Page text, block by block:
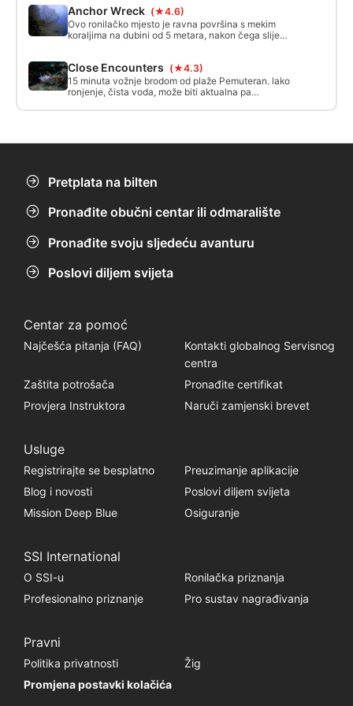
riblja skloništa.
Anchor Wreck (★4.6)
Ovo ronilačko mjesto je ravna površina s mekim
koraljima na dubini od 5 metara, nakon čega slijedi
Close Encounters (★4.3)
15 minuta vožnje brodom od plaže Pemuteran. lako
ronjenje, čista voda, može biti aktualna pa
dubina 3m, nije pogodno za ronjenje s maskom i
Pretplata na bilten
Pronađite obučni centar ili odmaralište
Pronađite svoju sljedeću avanturu
Poslovi diljem svijeta
Centar za pomoć
Najčešća pitanja (FAQ)
Kontakti globalnog Servisnog
centra
Zaštita potrošača
Pronađite certifikat
Provjera Instruktora
Naruči zamjenski brevet
Usluge
Registrirajte se besplatno
Preuzimanje aplikacije
Blog i novosti
Poslovi diljem svijeta
Mission Deep Blue
Osiguranje
SSI International
O SSI-u
Ronilačka priznanja
Profesionalno priznanje
Pro sustav nagrađivanja
Pravni
Politika privatnosti
Žig
Promjena postavki kolačića